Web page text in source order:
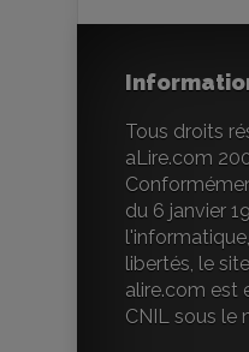
Tous droits
aLire.com
du 6 janvier
libertés, le
alire.com est
CNIL sous le